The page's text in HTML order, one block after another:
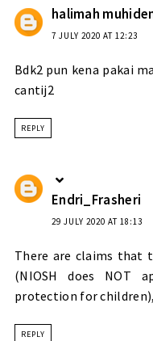
halimah
7 JULY 2020 AT 12:23
Bdk2 pun kena pakai
cantij2
REPLY
Endri_Frasheri
29 JULY 2020 AT 18:13
There are claims that
(NIOSH does NOT
protection for children),
REPLY